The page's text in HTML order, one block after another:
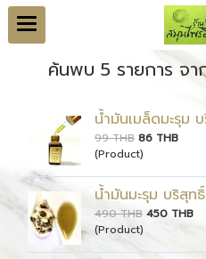
ค้นพบ 5 รายการ จา
น้ำมันเมล็ดมะรุม
99 THB 86 THB
(Product)
น้ำมันมะรุม บริสุท
490 THB 450 THB
(Product)